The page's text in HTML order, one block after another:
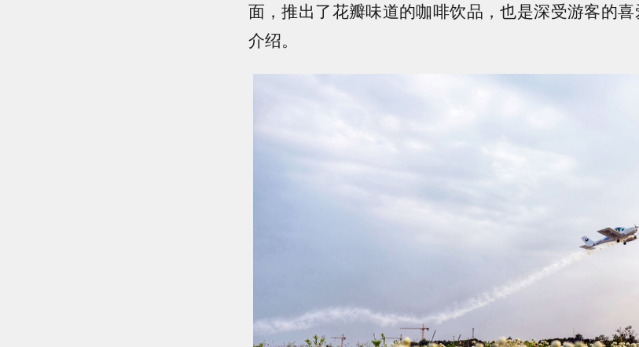
面，推出了花瓣味道的咖啡饮品，也是深受游客的
介绍。